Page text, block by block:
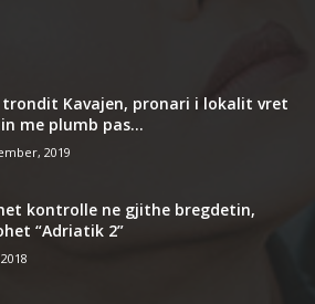
trondit Kavajen, pronari i lokalit vret
me plumb pas...
2019
kontrolle ne gjithe bregdetin,
“Adriatik 2”